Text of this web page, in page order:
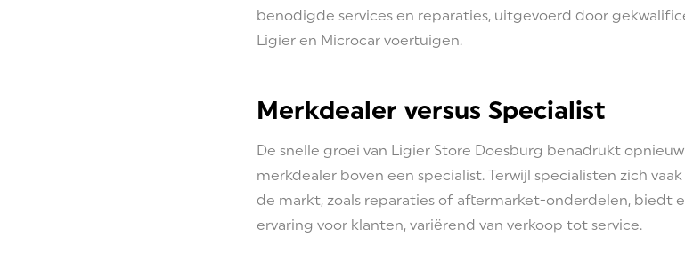
benodigde services en reparaties, uitgevoerd door
Ligier en Microcar voertuigen.
Merkdealer versus Specialist
De snelle groei van Ligier Store Doesburg benadrukt
merkdealer boven een specialist. Terwijl specialisten zich
de markt, zoals reparaties of aftermarket-onderdelen, biedt
ervaring voor klanten, variërend van verkoop tot service.